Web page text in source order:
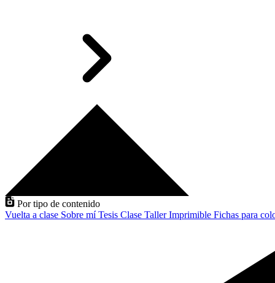
Por tipo de contenido
Vuelta a clase Sobre míTesis Clase TallerImprimible Fichas para